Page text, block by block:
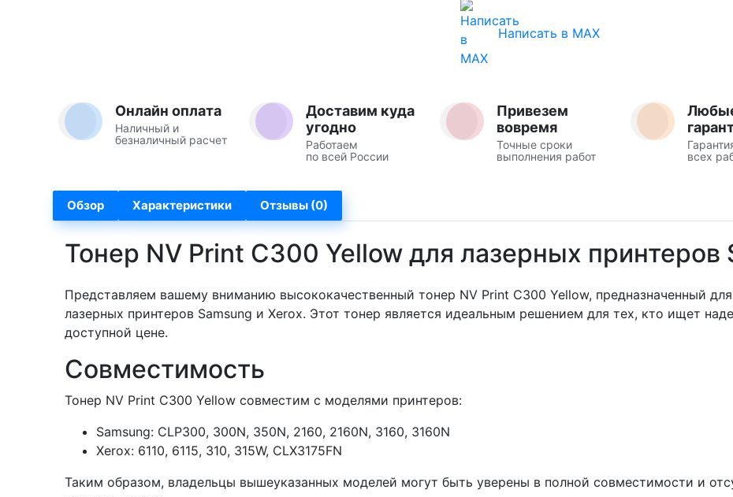
Написать в MAX
Онлайн оплата
Наличный и
безналичный расчет
Доставим куда
угодно
Работаем
по всей России
Привезем
вовремя
Точные сроки
выполнения работ
всех
Обзор Характеристики Отзывы (0)
Тонер NV Print C300 Yellow для лазерных принтеров
Представляем вашему вниманию высококачественный тонер NV Print C300 Yellow, предназначенный
лазерных принтеров Samsung и Xerox. Этот тонер является идеальным решением для тех, кто ищет
доступной цене.
Совместимость
Тонер NV Print C300 Yellow совместим с моделями принтеров:
Samsung: CLP300, 300N, 350N, 2160, 2160N, 3160, 3160N
Xerox: 6110, 6115, 310, 315W, CLX3175FN
Таким образом, владельцы вышеуказанных моделей могут быть уверены в полной совместимости и